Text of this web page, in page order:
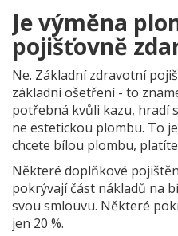
Je výměna
pojišťovně
Ne. Základní zdravotní
základní ošetření - to
potřebná kvůli kazu, hradí
ne estetickou plombu. To
chcete bílou plombu,
Některé doplňkové
pokrývají část nákladů na
svou smlouvu. Některé
jen 20 %.